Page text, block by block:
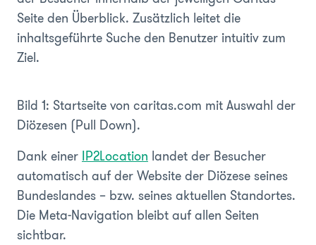
Seite den Überblick. Zusätzlich leitet die
inhaltsgeführte Suche den Benutzer intuitiv zum
Ziel.
Bild 1: Startseite von caritas.com mit Auswahl der
Diözesen (Pull Down).
Dank einer IP2Location landet der Besucher
automatisch auf der Website der Diözese seines
Bundeslandes – bzw. seines aktuellen Standortes.
Die Meta-Navigation bleibt auf allen Seiten
sichtbar.